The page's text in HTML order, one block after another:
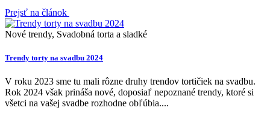
Prejsť na článok
Nové trendy, Svadobná torta a sladké
Trendy torty na svadbu 2024
V roku 2023 sme tu mali rôzne druhy trendov tortičiek na svadbu.
Rok 2024 však prináša nové, doposiaľ nepoznané trendy, ktoré si
všetci na vašej svadbe rozhodne obľúbia....